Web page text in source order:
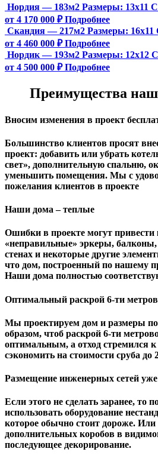
Нордия — 183м2 Размеры: 13х11
от 4 170 000 ₽ Подробнее
Скандия — 217м2 Размеры: 16х11
от 4 460 000 ₽ Подробнее
Нордик — 193м2 Размеры: 12х12
от 4 500 000 ₽ Подробнее
Преимущества
Вносим изменения в проект
Большинство клиентов просят
проект: добавить или убрать
свет», дополнительную спальню,
уменьшить помещения. Мы с
пожелания клиентов в проекте
Наши дома – теплые
Ошибки в проекте могут привести
«неправильные» эркеры,
стенах и некоторые другие
чтo дом, построенный по нашему
Наши дома полностью
Оптимальный раскрой 6-ти
Мы проектируем дом и размеры
образом, чтоб раскрой 6-ти
оптимальным, а отход стремился
сэкономить на стоимости сруба до
Размещение инженерных сетей
Если этого не сделать заранее, то
использовать оборудование
которое обычно стоит дороже. Или
дополнительных коробов в
последующее декорирование.